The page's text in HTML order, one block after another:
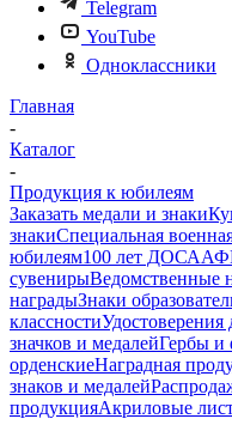
Telegram
YouTube
Одноклассники
Главная
-
Каталог
-
Продукция к юбилеям
Заказать медали и знаки
знакиСпециальная
юбилеям100 лет ДОСААФ
сувенирыВедомственные
наградыЗнаки
классностиУдостоверения
значков и медалейГербы и
орденскиеНаградная
знаков и медалей
продукцияАкриловые